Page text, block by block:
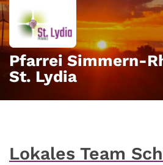
Zum Inhalt springen
Pfarrei Simmern-
St. Lydia
Lokales Team